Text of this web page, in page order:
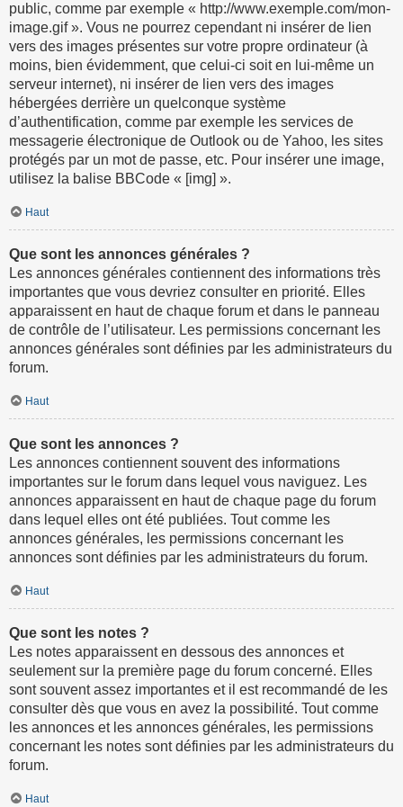
public, comme par exemple « http://www.exemple.com/mon-
image.gif ». Vous ne pourrez cependant ni insérer de lien
vers des images présentes sur votre propre ordinateur (à
moins, bien évidemment, que celui-ci soit en lui-même un
serveur internet), ni insérer de lien vers des images
hébergées derrière un quelconque système
d’authentification, comme par exemple les services de
messagerie électronique de Outlook ou de Yahoo, les sites
protégés par un mot de passe, etc. Pour insérer une image,
utilisez la balise BBCode « [img] ».
Haut
Que sont les annonces générales ?
Les annonces générales contiennent des informations très
importantes que vous devriez consulter en priorité. Elles
apparaissent en haut de chaque forum et dans le panneau
de contrôle de l’utilisateur. Les permissions concernant les
annonces générales sont définies par les administrateurs du
forum.
Haut
Que sont les annonces ?
Les annonces contiennent souvent des informations
importantes sur le forum dans lequel vous naviguez. Les
annonces apparaissent en haut de chaque page du forum
dans lequel elles ont été publiées. Tout comme les
annonces générales, les permissions concernant les
annonces sont définies par les administrateurs du forum.
Haut
Que sont les notes ?
Les notes apparaissent en dessous des annonces et
seulement sur la première page du forum concerné. Elles
sont souvent assez importantes et il est recommandé de les
consulter dès que vous en avez la possibilité. Tout comme
les annonces et les annonces générales, les permissions
concernant les notes sont définies par les administrateurs du
forum.
Haut